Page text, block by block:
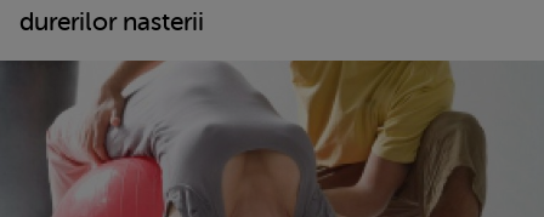
durerilor nasterii